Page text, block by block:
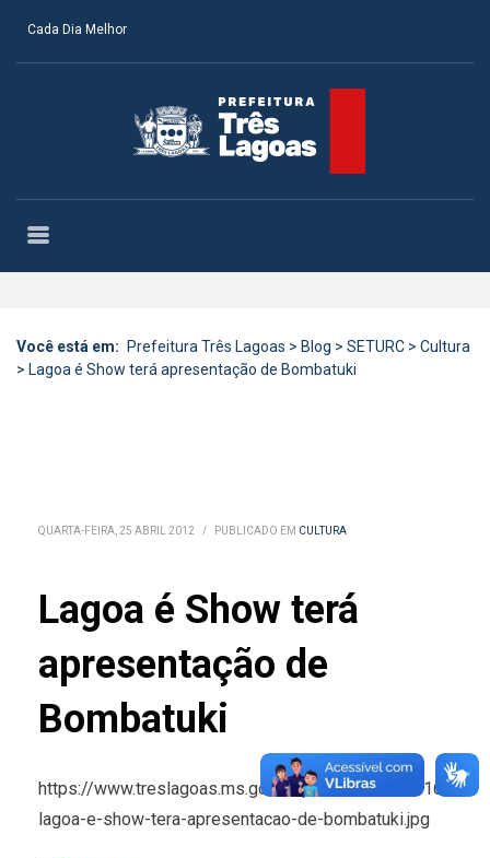
Cada Dia Melhor
Você está em: Prefeitura Três Lagoas > Blog > SETURC > Cultura
> Lagoa é Show terá apresentação de Bombatuki
QUARTA-FEIRA, 25 ABRIL 2012 / PUBLICADO EM CULTURA
Lagoa é Show terá
apresentação de
Bombatuki
https://www.treslagoas.ms.gov.br/public/noticias/16399-
lagoa-e-show-tera-apresentacao-de-bombatuki.jpg